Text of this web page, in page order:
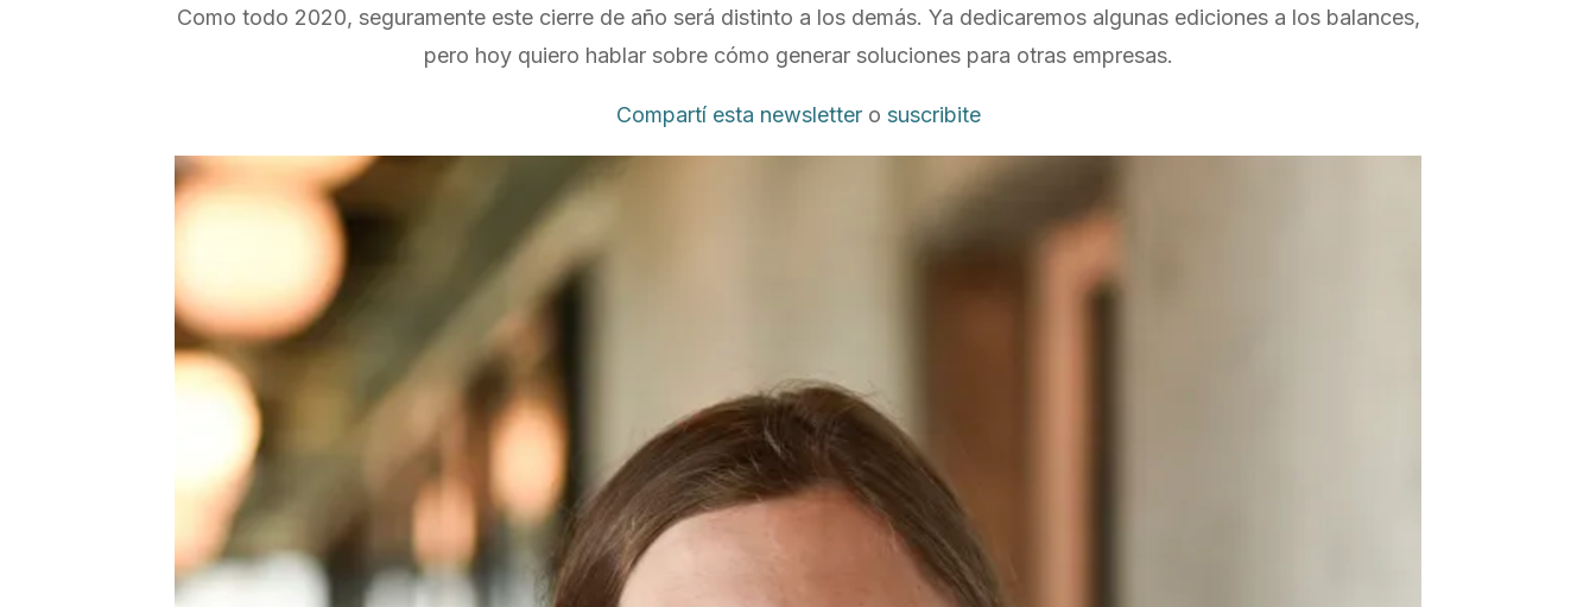
Como todo 2020, seguramente este cierre de año será distinto a los demás. Ya dedicaremos algunas ediciones a los balances,
pero hoy quiero hablar sobre cómo generar soluciones para otras empresas.
Compartí esta newslettero suscribite